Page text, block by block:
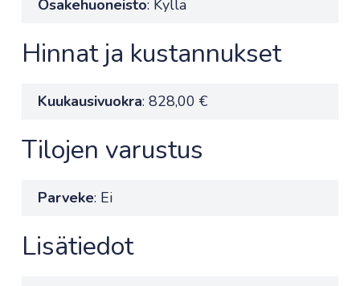
Osakehuoneisto: Kyllä
Hinnat ja kustannukset
Kuukausivuokra: 828,00 €
Tilojen varustus
Parveke: Ei
Lisätiedot